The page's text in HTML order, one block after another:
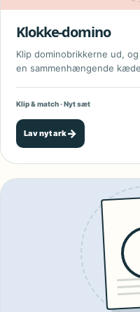
Klokke-domino
Klip dominobrikkerne ud,
en sammenhængende
Klip & match · Nyt sæt
Lav nyt ark→